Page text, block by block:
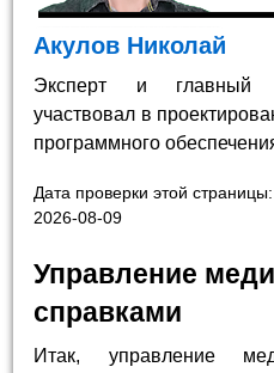
Акулов Николай
Эксперт и главный
участвовал в
программного
Дата проверки этой страницы:
2026-08-09
Управление
справками
Итак, управление